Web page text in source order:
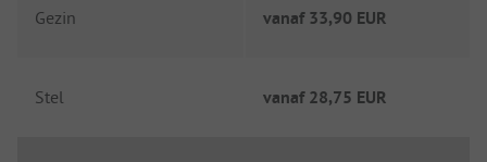
Gezin vanaf 33,90 EUR
Stel vanaf 28,75 EUR